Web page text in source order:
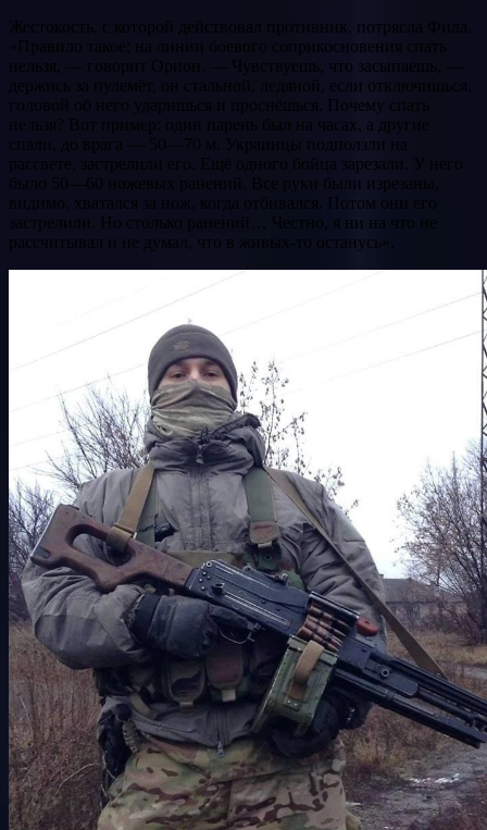
Жестокость, с которой действовал противник, потрясла Фила.
«Правило такое: на линии боевого соприкосновения спать
нельзя, — говорит Орион. — Чувствуешь, что засыпаешь, —
держись за пулемёт, он стальной, ледяной, если отключишься,
головой об него ударишься и проснёшься. Почему спать
нельзя? Вот пример: один парень был на часах, а другие
спали, до врага — 50—70 м. Украинцы подползли на
рассвете, застрелили его. Ещё одного бойца зарезали. У него
было 50—60 ножевых ранений. Все руки были изрезаны,
видимо, хватался за нож, когда отбивался. Потом они его
застрелили. Но столько ранений… Честно, я ни на что не
рассчитывал и не думал, что в живых-то останусь».